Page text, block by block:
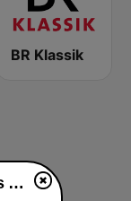
BR Klassik
Tu Radio Los Montones Abajo en vivo